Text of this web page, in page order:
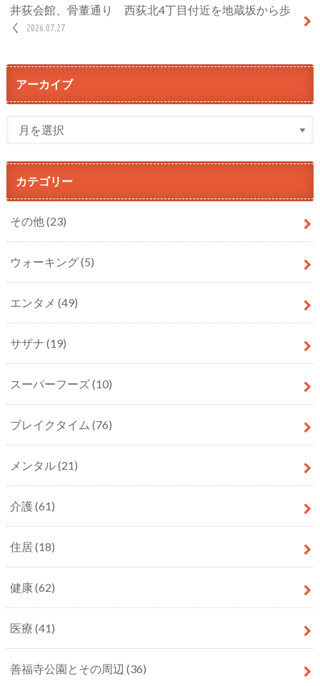
井荻会館、骨董通り 西荻北4丁目付近を地蔵坂から歩
く
2026.07.27
アーカイブ
カテゴリー
その他(23)
ウォーキング(5)
エンタメ (49)
サザナ (19)
スーパーフーズ(10)
ブレイクタイム (76)
メンタル(21)
介護(61)
住居(18)
健康(62)
医療 (41)
善福寺公園とその周辺 (36)